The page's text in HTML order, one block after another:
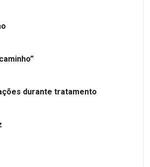
durante tratamento